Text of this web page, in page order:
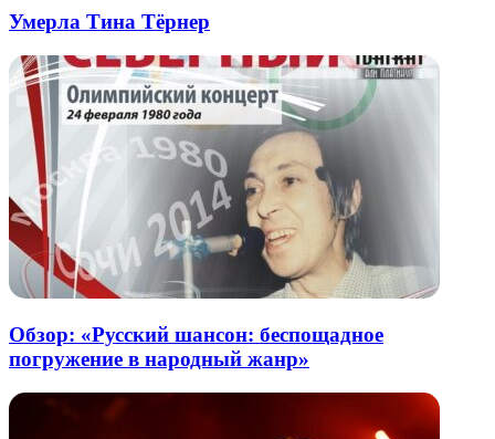
Умерла Тина Тёрнер
Обзор: «Русский шансон: беспощадное
погружение в народный жанр»